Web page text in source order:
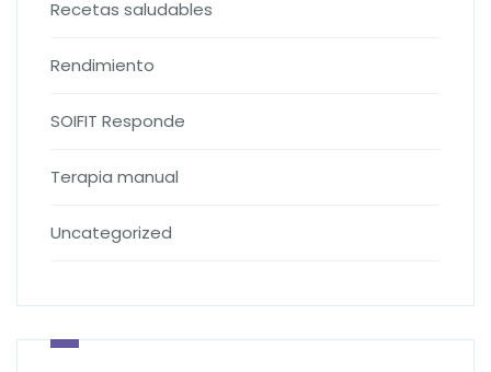
Recetas saludables
Rendimiento
SOIFIT Responde
Terapia manual
Uncategorized